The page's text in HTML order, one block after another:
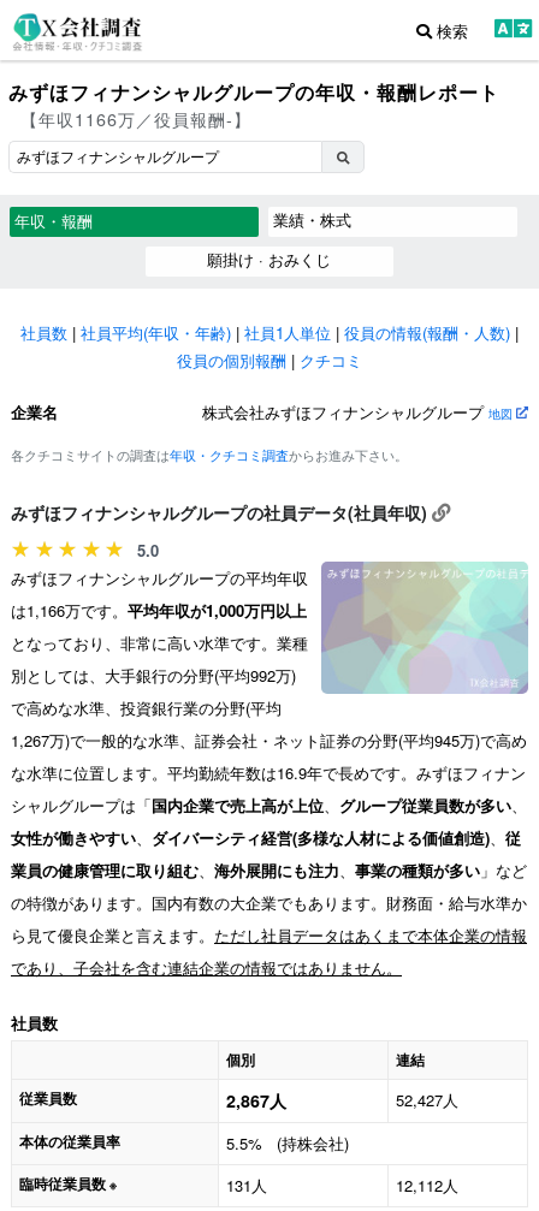
検索
みずほフィナンシャルグループの年収・報酬レポート
【年収1166万／役員報酬-】
年収・報酬
業績・株式
願掛け · おみくじ
社員数 | 社員平均(年収・年齢) | 社員1人単位 | 役員の情報(報酬・人数) |
役員の個別報酬 | クチコミ
企業名 株式会社みずほフィナンシャルグループ 地図
各クチコミサイトの調査は年収・クチコミ調査からお進み下さい。
みずほフィナンシャルグループの社員データ(社員年収)
5.0
みずほフィナンシャルグループの平均年収
は1,166万です。 平均年収が1,000万円以上
となっており、非常に高い水準です。業種
別としては、大手銀行の分野(平均992万)
で高めな水準、投資銀行業の分野(平均
1,267万)で一般的な水準、証券会社・ネット証券の分野(平均945万)で高め
な水準に位置します。平均勤続年数は16.9年で長めです。みずほフィナン
シャルグループは「国内企業で売上高が上位、 グループ従業員数が多い、
女性が働きやすい、 ダイバーシティ経営(多様な人材による価値創造)、 従
業員の健康管理に取り組む、 海外展開にも注力、 事業の種類が多い 」など
の特徴があります。国内有数の大企業でもあります。財務面・給与水準か
ら見て優良企業と言えます。 ただし社員データはあくまで本体企業の情報
であり、子会社を含む連結企業の情報ではありません。
社員数
個別
連結
従業員数
2,867人 52,427人
本体の従業員率 5.5% (持株会社)
臨時従業員数 ※ 131人 12,112人